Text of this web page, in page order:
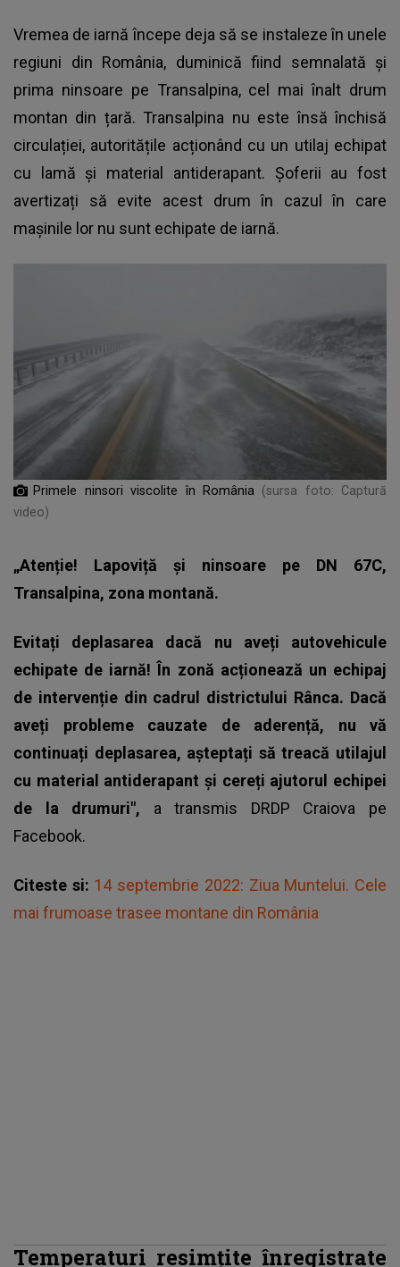
Vremea de iarnă începe deja să se instaleze în unele
regiuni din România, duminică fiind semnalată și
prima ninsoare pe Transalpina, cel mai înalt drum
montan din țară. Transalpina nu este însă închisă
circulației, autoritățile acționând cu un utilaj echipat
cu lamă și material antiderapant. Șoferii au fost
avertizați să evite acest drum în cazul în care
mașinile lor nu sunt echipate de iarnă.
Primele ninsori viscolite în România
(sursa foto: Captură
video)
„Atenție! Lapoviță și ninsoare pe DN 67C,
Transalpina, zona montană.
Evitați deplasarea dacă nu aveți autovehicule
echipate de iarnă! În zonă acționează un echipaj
de intervenție din cadrul districtului Rânca. Dacă
aveți probleme cauzate de aderență, nu vă
continuați deplasarea, așteptați să treacă utilajul
cu material antiderapant și cereți ajutorul echipei
de la drumuri", a transmis DRDP Craiova pe
Facebook.
Citeste si: 14 septembrie 2022: Ziua Muntelui. Cele
mai frumoase trasee montane din România
Temperaturi resimțite înregistrate